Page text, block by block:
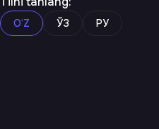
O‘Z ЎЗ РУ